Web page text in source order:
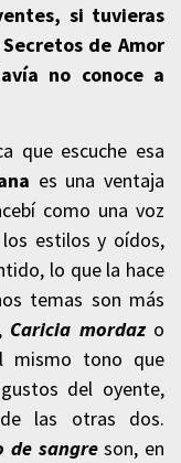
si tuvieras
Secretos de Amor
no conoce a
que escuche esa
es una ventaja
como una voz
estilos y oídos,
lo que la hace
temas son más
Caricia mordazo
tono que
del oyente,
las otras dos.
de sangreson, en